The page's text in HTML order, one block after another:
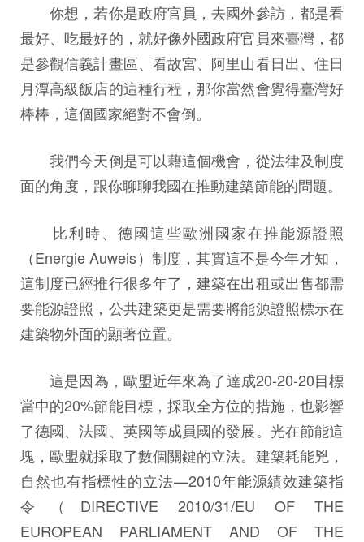
你想，若你是政府官員，去國外參訪，都是看
最好、吃最好的，就好像外國政府官員來臺灣，都
是參觀信義計畫區、看故宮、阿里山看日出、住日
月潭高級飯店的這種行程，那你當然會覺得臺灣好
棒棒，這個國家絕對不會倒。
我們今天倒是可以藉這個機會，從法律及制度
面的角度，跟你聊聊我國在推動建築節能的問題。
比利時、德國這些歐洲國家在推能源證照
（Energie Auweis）制度，其實這不是今年才知，
這制度已經推行很多年了，建築在出租或出售都需
要能源證照，公共建築更是需要將能源證照標示在
建築物外面的顯著位置。
這是因為，歐盟近年來為了達成20-20-20目標
當中的20%節能目標，採取全方位的措施，也影響
了德國、法國、英國等成員國的發展。光在節能這
塊，歐盟就採取了數個關鍵的立法。建築耗能兇，
自然也有指標性的立法—2010年能源績效建築指
令（DIRECTIVE 2010/31/EU OF THE
EUROPEAN PARLIAMENT AND OF THE